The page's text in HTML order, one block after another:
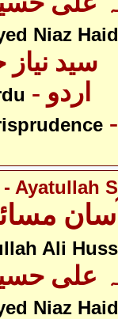
Niaz
سید
- اردو
Ayatullah
Ali
علی
Niaz